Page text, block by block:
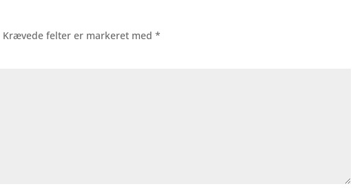
Krævede felter er markeret med *